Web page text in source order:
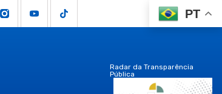
PT
Radar da Transparência
Pública